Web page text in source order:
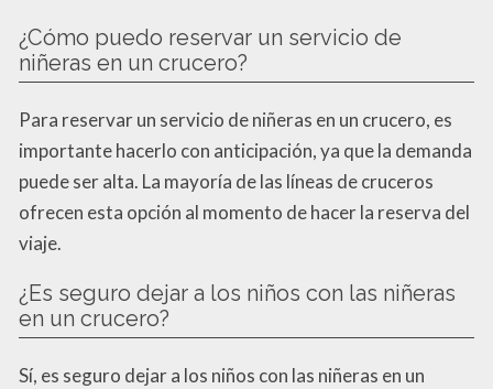
¿Cómo puedo reservar un servicio de
niñeras en un crucero?
Para reservar un servicio de niñeras en un crucero, es
importante hacerlo con anticipación, ya que la demanda
puede ser alta. La mayoría de las líneas de cruceros
ofrecen esta opción al momento de hacer la reserva del
viaje.
¿Es seguro dejar a los niños con las niñeras
en un crucero?
Sí, es seguro dejar a los niños con las niñeras en un